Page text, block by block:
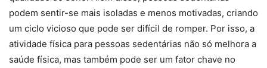
podem sentir-se mais isoladas e menos motivadas, criando
um ciclo vicioso que pode ser difícil de romper. Por isso, a
atividade física para pessoas sedentárias não só melhora a
saúde física, mas também pode ser um fator chave no